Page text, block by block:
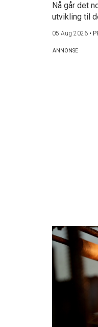
Nå går det
utvikling til
05 Aug 2026 •